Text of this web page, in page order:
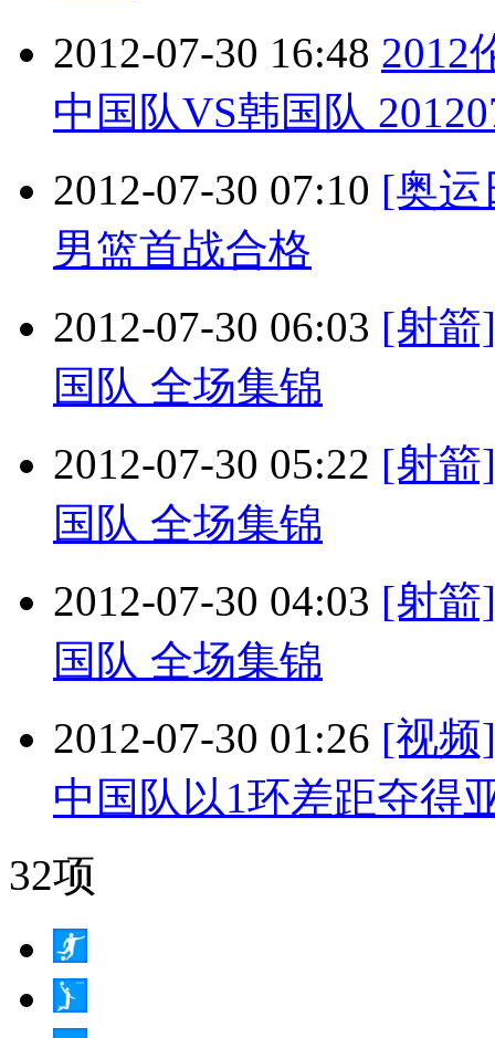
2012-07-30 16:48 2012
中国队VS韩国队
2012-07-30 07:10 [奥运
男篮首战合格
2012-07-30 06:03 [射箭
国队 全场集锦
2012-07-30 05:22 [射箭
国队 全场集锦
2012-07-30 04:03 [射箭
国队 全场集锦
2012-07-30 01:26 [视频
中国队以1环差距夺得
32项